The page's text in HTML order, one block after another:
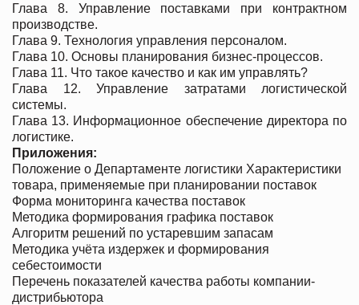
Глава 8. Управление поставками при контрактном
производстве.
Глава 9. Технология управления персоналом.
Глава 10. Основы планирования бизнес-процессов.
Глава 11. Что такое качество и как им управлять?
Глава 12. Управление затратами логистической
системы.
Глава 13. Информационное обеспечение директора по
логистике.
Приложения:
Положение о Департаменте логистики Характеристики
товара, применяемые при планировании поставок
Форма мониторинга качества поставок
Методика формирования графика поставок
Алгоритм решений по устаревшим запасам
Методика учёта издержек и формирования
себестоимости
Перечень показателей качества работы компании-
дистрибьютора